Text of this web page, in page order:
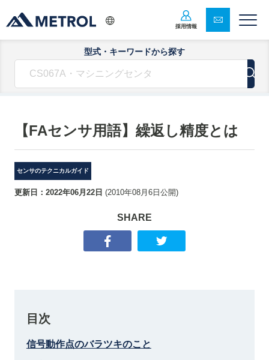
採用情報
型式・キーワードから探す
【FAセンサ用語】繰返し精度とは
センサのテクニカルガイド
更新日： 2022年06月22日 (2010年08月6日 公開)
SHARE
目次
信号動作点のバラツキのこと